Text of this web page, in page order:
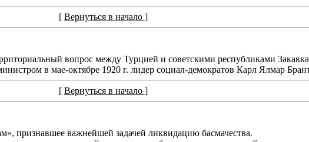
[ Вернуться в начало ]
вопрос между Турцией и советскими республиками
в мае-октябре 1920 г. лидер социал-демократов Карл Ялмар
[ Вернуться в начало ]
признавшее важнейшей задачей ликвидацию басмачества.